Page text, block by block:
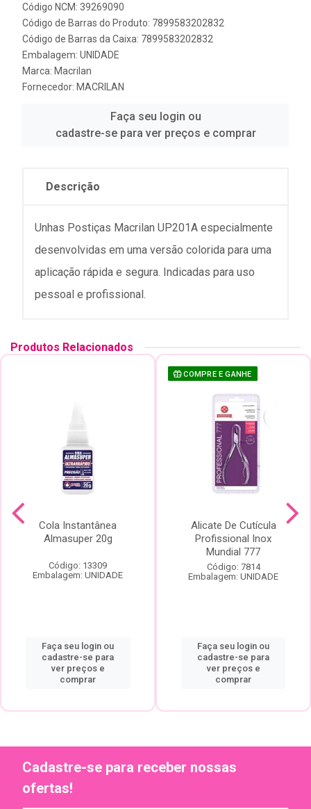
Código NCM: 39269090
Código de Barras do Produto: 7899583202832
Código de Barras da Caixa: 7899583202832
Embalagem: UNIDADE
Marca: Macrilan
Fornecedor: MACRILAN
Faça seu login ou
cadastre-se para ver preços e comprar
Descrição
Unhas Postiças Macrilan UP201A especialmente
desenvolvidas em uma versão colorida para uma
aplicação rápida e segura. Indicadas para uso
pessoal e profissional.
Produtos Relacionados
Cola Instantânea
Almasuper 20g
Código: 13309
Embalagem: UNIDADE
Faça seu login ou
cadastre-se para
ver preços e
comprar
COMPRE E GANHE
Alicate De Cutícula
Profissional Inox
Mundial 777
Código: 7814
Embalagem: UNIDADE
Faça seu login ou
cadastre-se para
ver preços e
comprar
Cadastre-se para receber nossas
ofertas!